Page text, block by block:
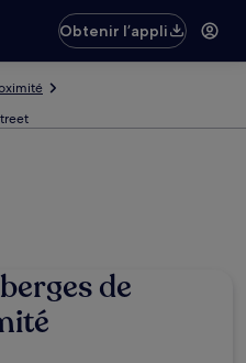
Obtenir l’appli
de